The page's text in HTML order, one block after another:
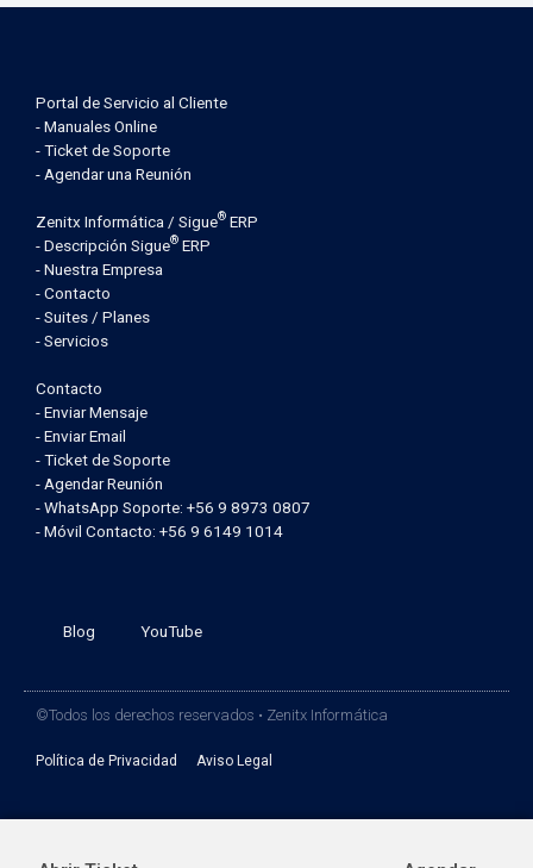
Portal de Servicio al Cliente
- Manuales Online
- Ticket de Soporte
- Agendar una Reunión
Zenitx Informática / Sigue® ERP
- Descripción Sigue® ERP
- Nuestra Empresa
- Contacto
- Suites / Planes
- Servicios
Contacto
- Enviar Mensaje
- Enviar Email
- Ticket de Soporte
- Agendar Reunión
- WhatsApp Soporte: +56 9 8973 0807
- Móvil Contacto: +56 9 6149 1014
Blog YouTube
©Todos los derechos reservados • Zenitx Informática
Política de Privacidad Aviso Legal